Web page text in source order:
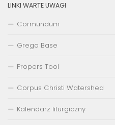
LINKI WARTE UWAGI
Cormundum
Grego Base
Propers Tool
Corpus Christi Watershed
Kalendarz liturgiczny